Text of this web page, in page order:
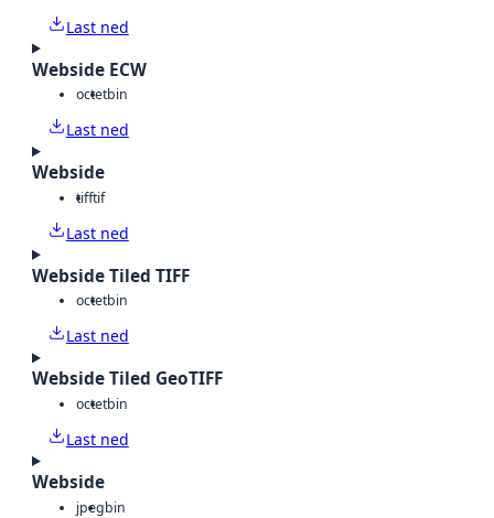
Last ned
Webside ECW
octetbin
Last ned
Webside
tifftif
Last ned
Webside Tiled TIFF
octetbin
Last ned
Webside Tiled GeoTIFF
octetbin
Last ned
Webside
jpegbin